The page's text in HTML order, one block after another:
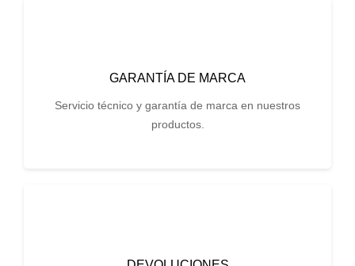
GARANTÍA DE MARCA
Servicio técnico y garantía de marca en nuestros
productos.